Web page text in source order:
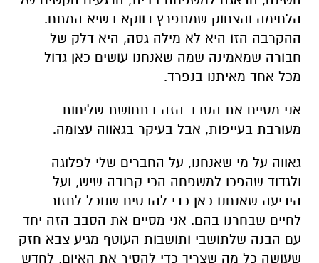
הלחימה והצחוק שמתפרץ דווקא בשיא המתח.
ההקרבה הזו היא לא מילה גסה, היא דלק של
חבורה שמאמינה שמה שאנחנו עושים כאן גדול
מכל אחד מאיתנו בנפרד.
אני מסיים את הסבב הזה בתחושת שליחות
מעורבת בעייפות, אבל בעיקר בגאווה עצומה.
גאווה על מי שאנחנו, על החברים שלי לפלוגה
ולגדוד שהפכו למשפחה הכי קרובה שיש, ועל
הידיעה שאנחנו כאן כדי להבטיח שנוכל לחזור
לחיים שבחרנו בהם. אני מסיים את הסבב הזה יחד
עם הבנה שלתושבי ותושבות העוטף מגיע צבא חזק
שעושה כל מה שצריך כדי להסיר את האיום, לחדש